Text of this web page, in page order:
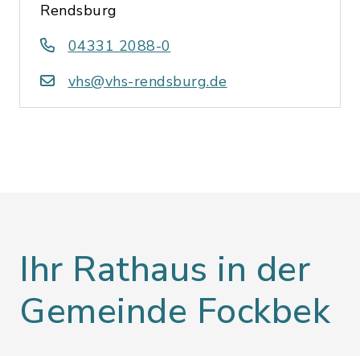
Rendsburg
04331 2088-0
vhs@vhs-rendsburg.de
Ihr Rathaus in der
Gemeinde Fockbek